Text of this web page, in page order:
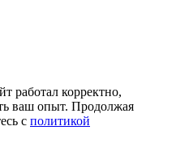
работал корректно,
ваш опыт. Продолжая
с политикой